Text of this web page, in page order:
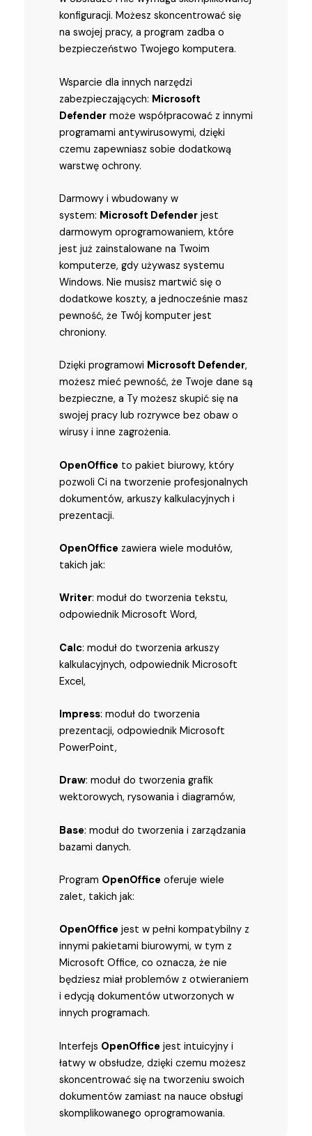
konfiguracji. Możesz skoncentrować się
na swojej pracy, a program zadba o
bezpieczeństwo Twojego komputera.
Wsparcie dla innych narzędzi
zabezpieczających: Microsoft
Defender może współpracować z innymi
programami antywirusowymi, dzięki
czemu zapewniasz sobie dodatkową
warstwę ochrony.
Darmowy i wbudowany w
system: Microsoft Defender jest
darmowym oprogramowaniem, które
jest już zainstalowane na Twoim
komputerze, gdy używasz systemu
Windows. Nie musisz martwić się o
dodatkowe koszty, a jednocześnie masz
pewność, że Twój komputer jest
chroniony.
Dzięki programowi Microsoft Defender,
możesz mieć pewność, że Twoje dane są
bezpieczne, a Ty możesz skupić się na
swojej pracy lub rozrywce bez obaw o
wirusy i inne zagrożenia.
OpenOffice to pakiet biurowy, który
pozwoli Ci na tworzenie profesjonalnych
dokumentów, arkuszy kalkulacyjnych i
prezentacji.
OpenOffice zawiera wiele modułów,
takich jak:
Writer: moduł do tworzenia tekstu,
odpowiednik Microsoft Word,
Calc: moduł do tworzenia arkuszy
kalkulacyjnych, odpowiednik Microsoft
Excel,
Impress: moduł do tworzenia
prezentacji, odpowiednik Microsoft
PowerPoint,
Draw: moduł do tworzenia grafik
wektorowych, rysowania i diagramów,
Base: moduł do tworzenia i zarządzania
bazami danych.
Program OpenOffice oferuje wiele
zalet, takich jak:
OpenOffice jest w pełni kompatybilny z
innymi pakietami biurowymi, w tym z
Microsoft Office, co oznacza, że nie
będziesz miał problemów z otwieraniem
i edycją dokumentów utworzonych w
innych programach.
Interfejs OpenOffice jest intuicyjny i
łatwy w obsłudze, dzięki czemu możesz
skoncentrować się na tworzeniu swoich
dokumentów zamiast na nauce obsługi
skomplikowanego oprogramowania.